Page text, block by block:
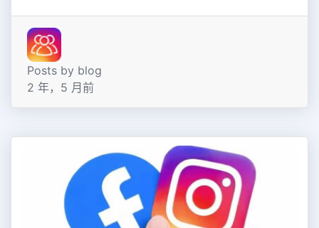
Posts by blog
2 年，5 月前